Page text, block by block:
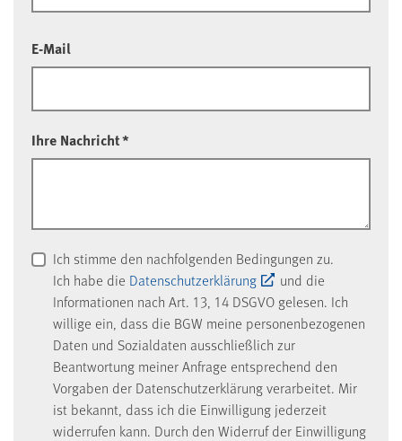
E-Mail
Ihre Nachricht*
Ich stimme den nachfolgenden Bedingungen zu.
Ich habe die Datenschutzerklärung
und die
Informationen nach Art. 13, 14 DSGVO gelesen. Ich
willige ein, dass die BGW meine personenbezogenen
Daten und Sozialdaten ausschließlich zur
Beantwortung meiner Anfrage entsprechend den
Vorgaben der Datenschutzerklärung verarbeitet. Mir
ist bekannt, dass ich die Einwilligung jederzeit
widerrufen kann. Durch den Widerruf der Einwilligung